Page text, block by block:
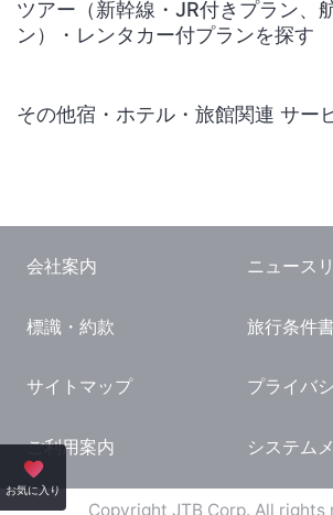
お気に入り
ツアー（新幹線・JR付きプラン、
ン）・レンタカー付プランを探す
その他宿・ホテル・旅館関連 サー
国内観光ガイド
旅行・観光情報
会社案内 ニュース
標識・約款 旅行条件
サイトマップ プライバ
ご利用案内 システム
Copyright JTB Corp. All rights